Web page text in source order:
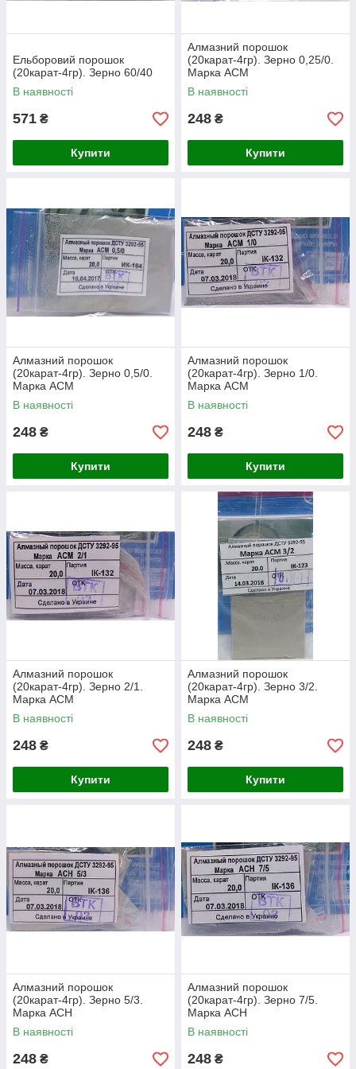
Ельборовий порошок
(20карат-4гр). Зерно 60/40
В наявності
571 ₴
Купити
Алмазний порошок
(20карат-4гр). Зерно 0,25/0.
Марка АСМ
В наявності
248 ₴
Купити
Алмазний порошок
(20карат-4гр). Зерно 0,5/0.
Марка АСМ
В наявності
248 ₴
Купити
Алмазний порошок
(20карат-4гр). Зерно 1/0.
Марка АСМ
В наявності
248 ₴
Купити
Алмазний порошок
(20карат-4гр). Зерно 2/1.
Марка АСМ
В наявності
248 ₴
Купити
Алмазний порошок
(20карат-4гр). Зерно 3/2.
Марка АСМ
В наявності
248 ₴
Купити
Алмазний порошок
(20карат-4гр). Зерно 5/3.
Марка АСН
В наявності
248 ₴
Алмазний порошок
(20карат-4гр). Зерно 7/5.
Марка АСН
В наявності
248 ₴